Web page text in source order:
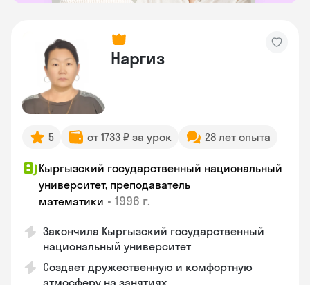
Наргиз
5 от 1733 ₽ за урок 28 лет опыта
Кыргызский государственный национальный
университет, преподаватель
математики • 1996 г.
Закончила Кыргызский государственный
национальный университет
Создает дружественную и комфортную
атмосферу на занятиях